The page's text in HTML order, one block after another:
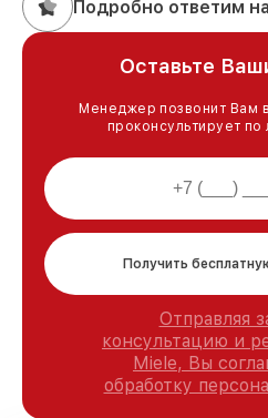
Подробно ответим
Оставьте
Менеджер позвонит Вам
проконсультирует
Получить
Отправляя
консультацию и
Miele, Вы
обработку